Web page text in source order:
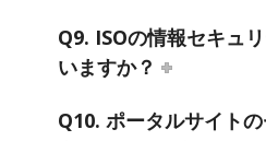
Q9. ISOの情報セキュ
いますか？
Q10. ポータルサイト